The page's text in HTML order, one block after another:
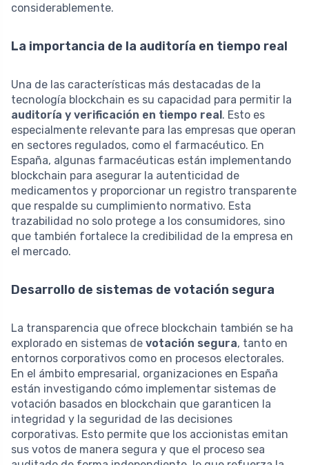
considerablemente.
La importancia de la auditoría en tiempo real
Una de las características más destacadas de la
tecnología blockchain es su capacidad para permitir la
auditoría y verificación en tiempo real. Esto es
especialmente relevante para las empresas que operan
en sectores regulados, como el farmacéutico. En
España, algunas farmacéuticas están implementando
blockchain para asegurar la autenticidad de
medicamentos y proporcionar un registro transparente
que respalde su cumplimiento normativo. Esta
trazabilidad no solo protege a los consumidores, sino
que también fortalece la credibilidad de la empresa en
el mercado.
Desarrollo de sistemas de votación segura
La transparencia que ofrece blockchain también se ha
explorado en sistemas de votación segura, tanto en
entornos corporativos como en procesos electorales.
En el ámbito empresarial, organizaciones en España
están investigando cómo implementar sistemas de
votación basados en blockchain que garanticen la
integridad y la seguridad de las decisiones
corporativas. Esto permite que los accionistas emitan
sus votos de manera segura y que el proceso sea